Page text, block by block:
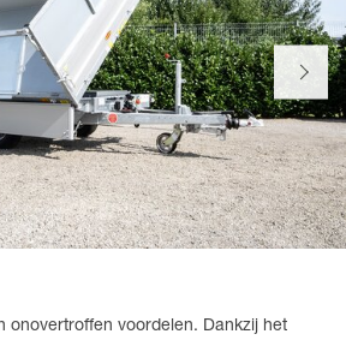
onovertroffen voordelen. Dankzij het